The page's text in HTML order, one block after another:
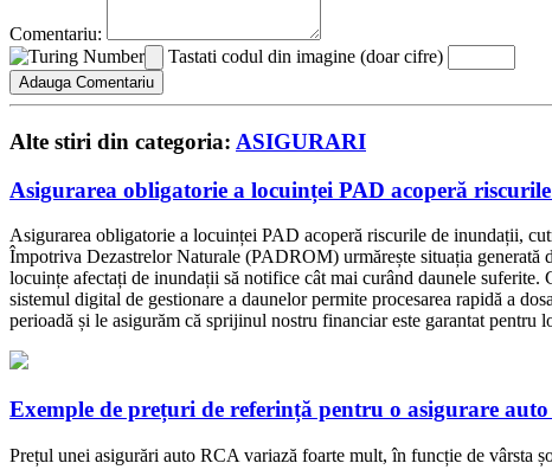
Comentariu:
Tastati codul din imagine (doar cifre)
Alte stiri din categoria: ASIGURARI
Asigurarea obligatorie a locuinței PAD acoperă
Asigurarea obligatorie a locuinței PAD acoperă riscurile de inundații,
Împotriva Dezastrelor Naturale (PADROM) urmărește situația generată
locuințe afectați de inundații să notifice cât mai curând daunele
sistemul digital de gestionare a daunelor permite procesarea rapidă a
perioadă și le asigurăm că sprijinul nostru financiar este garantat
Exemple de prețuri de referință pentru o asigurare
Prețul unei asigurări auto RCA variază foarte mult, în funcție de